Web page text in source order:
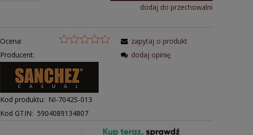
dodaj do przechowalni
Ocena:
Producent:
Kod produktu: NI-7042S-013
Kod GTIN: 5904089134807
zapytaj o produkt
dodaj opinię